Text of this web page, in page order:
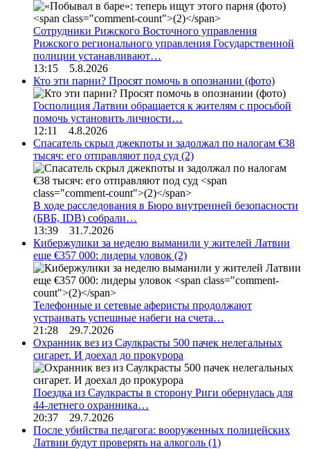
Сотрудники Рижского Восточного управления
Рижского регионального управления Государственной
полиции устанавливают…
13:15 5.8.2026
Кто эти парни? Просят помочь в опознании (фото)
Госполиция Латвии обращается к жителям с просьбой
помочь установить личности…
12:11 4.8.2026
Спасатель скрыл джекпоты и задолжал по налогам €38
тысяч: его отправляют под суд (2)
В ходе расследования в Бюро внутренней безопасности
(БВБ, IDB) собрали…
13:39 31.7.2026
Кибержулики за неделю выманили у жителей Латвии
еще €357 000: лидеры уловок (2)
Телефонные и сетевые аферисты продолжают
устраивать успешные набеги на счета…
21:28 29.7.2026
Охранник вез из Саулкрасты 500 пачек нелегальных
сигарет. И доехал до прокурора
Поездка из Саулкрасты в сторону Риги обернулась для
44-летнего охранника…
20:37 29.7.2026
После убийства педагога: вооруженных полицейских
Латвии будут проверять на алкоголь (1)